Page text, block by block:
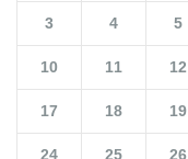
3 4 5
10 11 12
17 18 19
24 25 26